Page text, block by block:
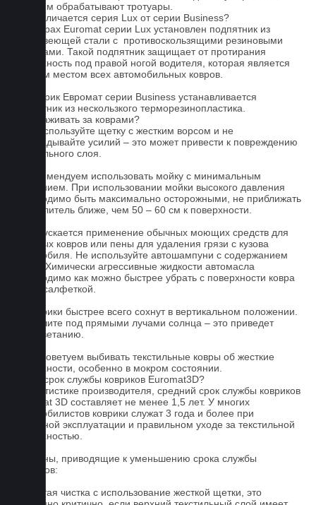
которым обрабатывают тротуары.
Чем отличается серия Lux от серии Business?
На коврах Euromat серии Lux установлен подпятник из
нержавеющей стали с противоскользящими резиновыми
вставками. Такой подпятник защищает от протирания
поверхность под правой ногой водителя, которая является
слабым местом всех автомобильных ковров.
На коврик Евромат серии Business устанавливается
подпятник из нескользкого терморезинопластика.
Как ухаживать за коврами?
1.Не используйте щетку с жестким ворсом и не
прикладывайте усилий – это может привести к повреждению
текстильного слоя.
2. Рекомендуем использовать мойку с минимальным
давлением. При использовании мойки высокого давления
необходимо быть максимально осторожными, не приближать
распылитель ближе, чем 50 – 60 см к поверхности.
3. Допускается применение обычных моющих средств для
бытовых ковров или пены для удаления грязи с кузова
автомобиля. Не используйте автошампуни с содержанием
воска! Химически агрессивные жидкости автомасла
необходимо как можно быстрее убрать с поверхности ковра
сухой салфеткой.
4. Коврики быстрее всего сохнут в вертикальном положении.
Не сушите под прямыми лучами солнца – это приведет
к выцветанию.
5. Не советуем выбивать текстильные ковры об жесткие
поверхности, особенно в мокром состоянии.
Какой срок службы ковриков Euromat3D?
По статистике производителя, средний срок службы ковриков
Euromat 3D составляет не менее 1,5 лет. У многих
автомобилистов коврики служат 3 года и более при
бережной эксплуатации и правильном уходе за текстильной
поверхностью.
Причины, приводящие к уменьшению срока службы
ковриков:
1. Частая чистка с использование жесткой щетки, это